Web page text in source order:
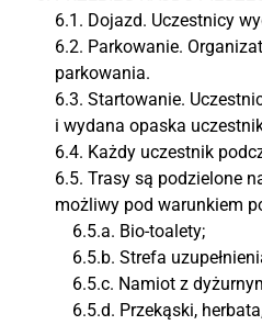
6.1. Dojazd. Uczestnicy
6.2. Parkowanie.
parkowania.
6.3. Startowanie.
i wydana opaska
6.4. Każdy uczestnik
6.5. Trasy są podzielone
możliwy pod warunkiem
6.5.a. Bio-toalety;
6.5.b. Strefa
6.5.c. Namiot z
6.5.d. Przekąski, herbata,